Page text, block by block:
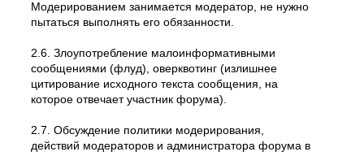
Модерированием занимается модератор, не нужно
пытаться выполнять его обязанности.
2.6. Злоупотребление малоинформативными
сообщениями (флуд), оверквотинг (излишнее
цитирование исходного текста сообщения, на
которое отвечает участник форума).
2.7. Обсуждение политики модерирования,
действий модеpатоpов и администратора форума в